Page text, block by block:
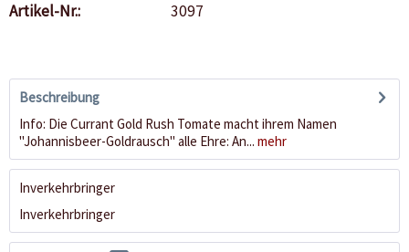
Artikel-Nr.: 3097
Beschreibung
Info: Die Currant Gold Rush Tomate macht ihrem Namen
"Johannisbeer-Goldrausch" alle Ehre: An... mehr
Inverkehrbringer
Inverkehrbringer